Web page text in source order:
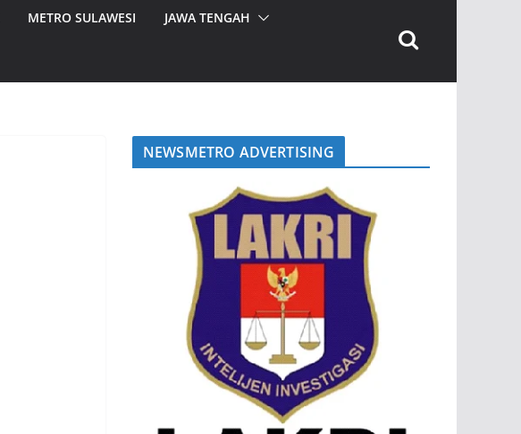
METRO SULAWESI JAWA TENGAH
NEWSMETRO ADVERTISING